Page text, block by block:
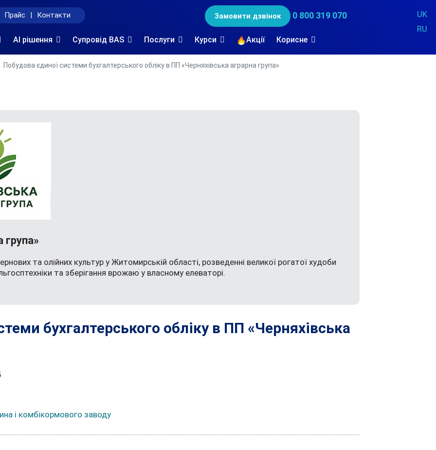
Прайс | Контакти Замовити дзвінок 0 800 319 070
UK
RU
AI рішення Супровід BAS Послуги Курси Акції Корисне
Побудова єдиної системи бухгалтерського обліку в ПП «Черняхівська аграрна група»
група»
та олійних культур у Житомирській області, розведенні великої рогатої худоби
та зберігання врожаю у власному елеваторі.
бухгалтерського обліку в ПП «Черняхівська
і комбікормового заводу